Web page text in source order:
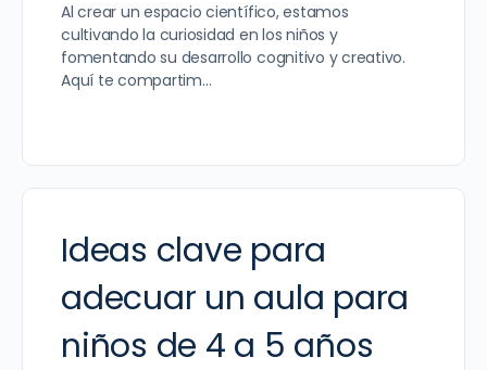
Al crear un espacio científico, estamos
cultivando la curiosidad en los niños y
fomentando su desarrollo cognitivo y creativo.
Aquí te compartim…
Ideas clave para
adecuar un aula para
niños de 4 a 5 años